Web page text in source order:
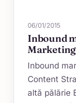
06/01/2015
Inbound
Inbound
Content
altă pălărie